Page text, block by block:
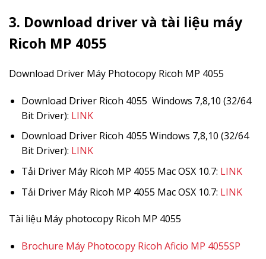
3. Download driver và tài liệu máy
Ricoh MP 4055
Download Driver Máy Photocopy Ricoh MP 4055
Download Driver Ricoh 4055 Windows 7,8,10 (32/64
Bit Driver): LINK
Download Driver Ricoh 4055 Windows 7,8,10 (32/64
Bit Driver): LINK
Tải Driver Máy Ricoh MP 4055 Mac OSX 10.7: LINK
Tải Driver Máy Ricoh MP 4055 Mac OSX 10.7: LINK
Tài liệu Máy photocopy Ricoh MP 4055
Brochure Máy Photocopy Ricoh Aficio MP 4055SP